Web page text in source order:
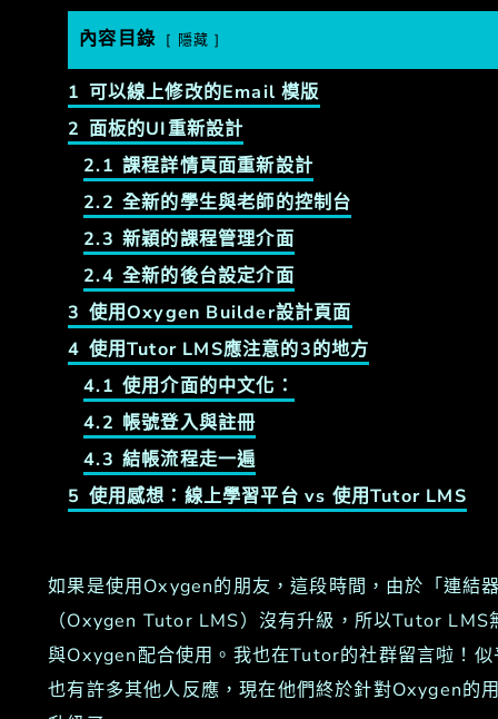
內容目錄 隱藏
1 可以線上修改的Email 模版
2 面板的UI重新設計
2.1 課程詳情頁面重新設計
2.2 全新的學生與老師的控制台
2.3 新穎的課程管理介面
2.4 全新的後台設定介面
3 使用Oxygen Builder設計頁面
4 使用Tutor LMS應注意的3的地方
4.1 使用介面的中文化：
4.2 帳號登入與註冊
4.3 結帳流程走一遍
5 使用感想：線上學習平台 vs 使用Tutor LMS
如果是使用Oxygen的朋友，這段時間，由於「連結
（Oxygen Tutor LMS）沒有升級，所以Tutor LMS
與Oxygen配合使用。我也在Tutor的社群留言啦！似
也有許多其他人反應，現在他們終於針對Oxygen的